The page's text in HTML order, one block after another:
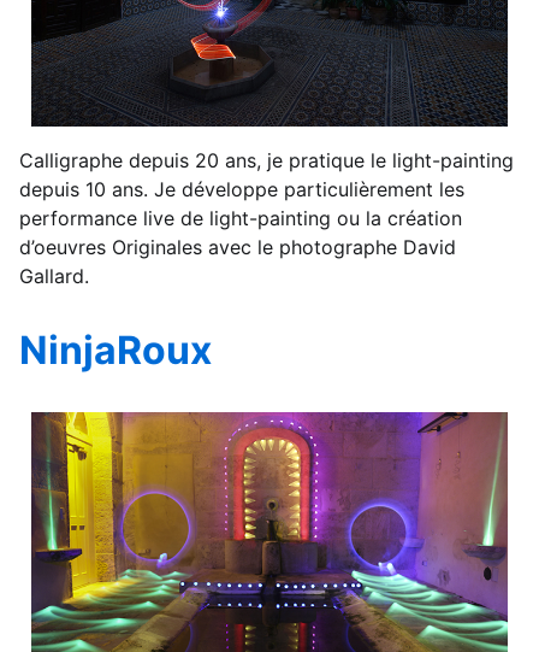
Calligraphe depuis 20 ans, je pratique le light-painting
depuis 10 ans. Je développe particulièrement les
performance live de light-painting ou la création
d’oeuvres Originales avec le photographe David
Gallard.
NinjaRoux